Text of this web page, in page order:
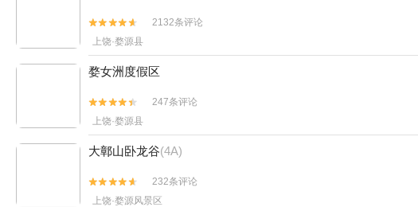


2132条评论
上饶·婺源县
婺女洲度假区


247条评论
上饶·婺源县
大鄣山卧龙谷(4A)


232条评论
上饶·婺源风景区